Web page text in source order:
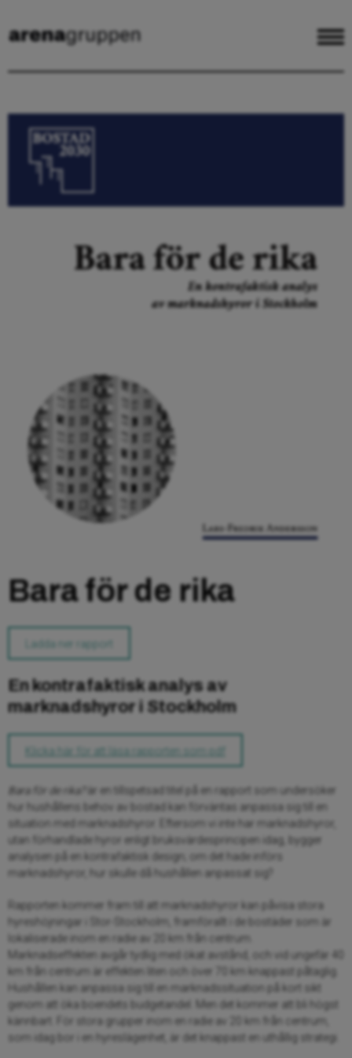
Bara för de rika
Ladda ner rapport
En kontrafaktisk analys av
marknadshyror i Stockholm
Klicka här för att läsa rapporten som pdf
Bara för de rika?
är en tillspetsad titel på en rapport som undersöker
hur hushållens behov av bostad kan förväntas anpassa sig till en
situation med marknadshyror. Eftersom vi inte har marknadshyror,
utan förhandlade hyror enligt bruksvärdesprincipen idag, bygger
analysen på en kontrafaktisk design; om det hade införs
marknadshyror, hur skulle då hushållen anpassat sig?
Rapporten kommer fram till att marknadshyror kan påvisa stora
hyreshöjningar i Stor-Stockholm, framförallt i de bostäder som är
lokaliserade inom en radie av 20 km från centrum.
Marknadseffekten avgår tydlig med ökat avstånd, och vid ungefär 40
km från centrum är effekten liten och över 70 km knappast påtaglig.
Hushållen kan anpassa sig till en marknadssituation på kort sikt
genom att öka boendets budgetandel. Men det kommer att bli högst
kännbart. För stora grupper inom en radie av 20 km från centrum,
som idag bor i en hyreslägenhet, är det knappast en uthållig strategi.